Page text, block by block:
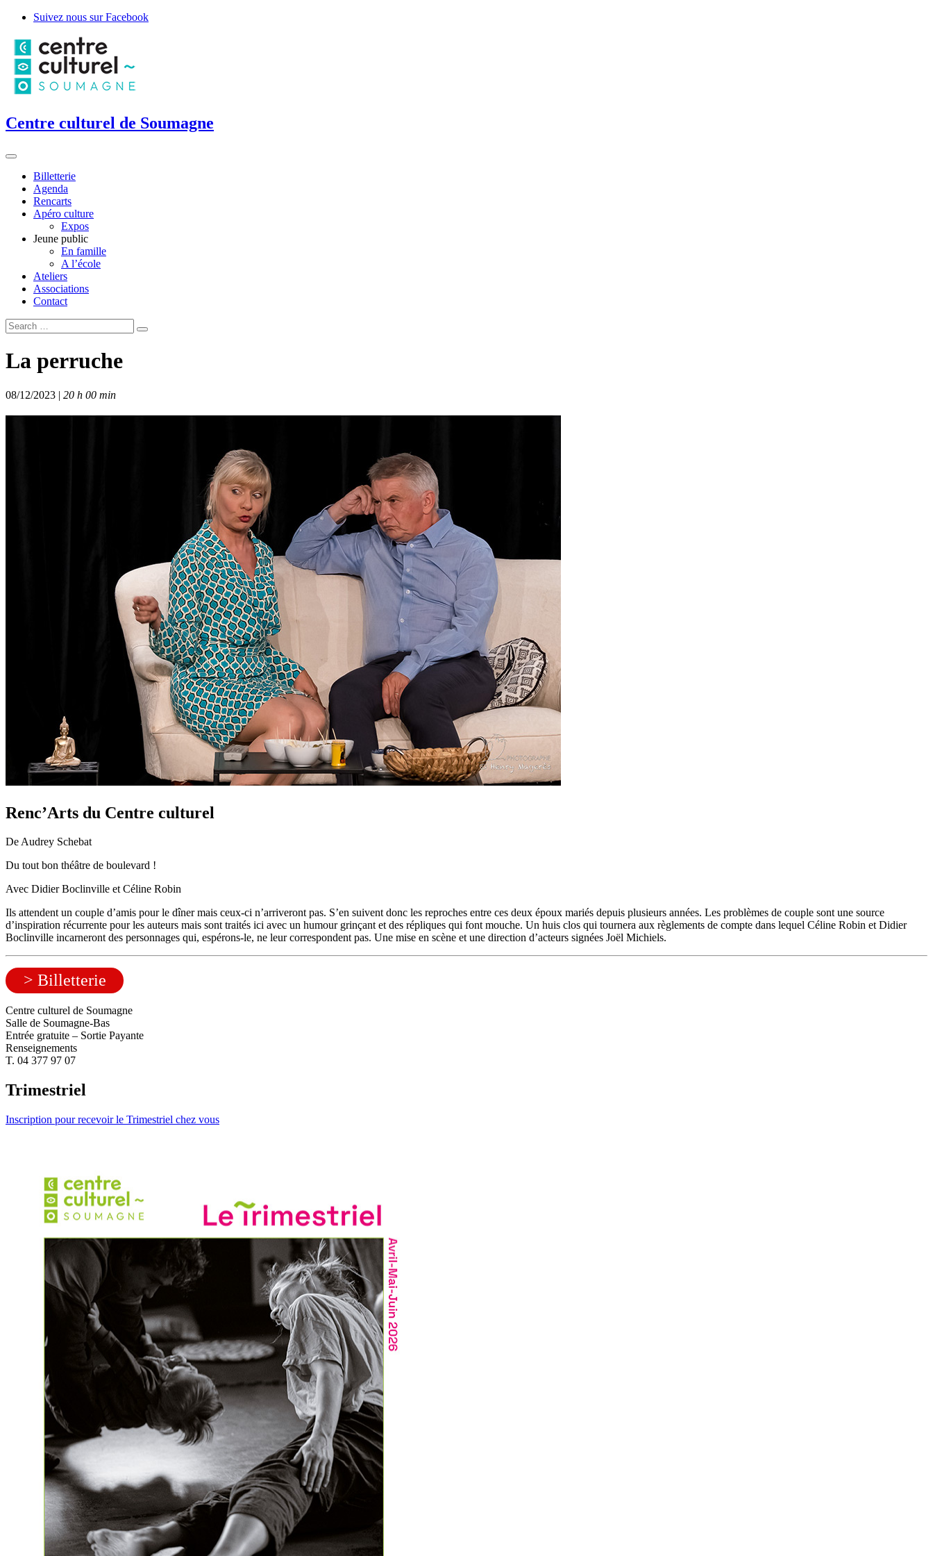
Suivez nous sur Facebook
Centre culturel de Soumagne
Billetterie
Agenda
Rencarts
Apéro culture
Expos
Jeune public
En famille
A l’école
Ateliers
Associations
Contact
La perruche
08/12/2023 | 20 h 00 min
Renc’Arts du Centre culturel
De Audrey Schebat
Du tout bon théâtre de boulevard !
Avec Didier Boclinville et Céline Robin
Ils attendent un couple d’amis pour le dîner mais ceux-ci n’arriveront pas. S’en suivent donc les reproches entre ces deux époux mariés depuis plusieurs années. Les problèmes de couple sont une source
d’inspiration récurrente pour les auteurs mais sont traités ici avec un humour grinçant et des répliques qui font mouche. Un huis clos qui tournera aux règlements de compte dans lequel Céline Robin et Didier
Boclinville incarneront des personnages qui, espérons-le, ne leur correspondent pas. Une mise en scène et une direction d’acteurs signées Joël Michiels.
> Billetterie
Centre culturel de Soumagne
Salle de Soumagne-Bas
Entrée gratuite – Sortie Payante
Renseignements
T. 04 377 97 07
Trimestriel
Inscription pour recevoir le Trimestriel chez vous